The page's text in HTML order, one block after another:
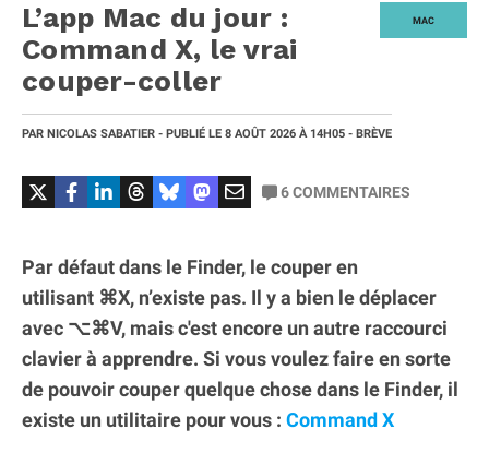
MAC
L’app Mac du jour :
Command X, le vrai
couper-coller
PAR NICOLAS SABATIER - PUBLIÉ LE 8 AOÛT 2026 À 14H05 - BRÈVE
6COMMENTAIRES
Par défaut dans le Finder, le couper en
utilisant ⌘X, n’existe pas. Il y a bien le déplacer
avec ⌥⌘V, mais c'est encore un autre raccourci
clavier à apprendre. Si vous voulez faire en sorte
de pouvoir couper quelque chose dans le Finder, il
existe un utilitaire pour vous : Command X